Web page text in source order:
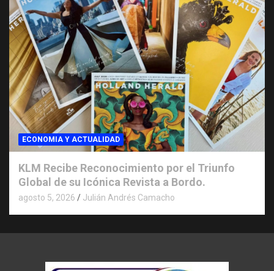
ECONOMIA Y ACTUALIDAD
KLM Recibe Reconocimiento por el Triunfo
Global de su Icónica Revista a Bordo.
agosto 5, 2026 Julián Andrés Camacho